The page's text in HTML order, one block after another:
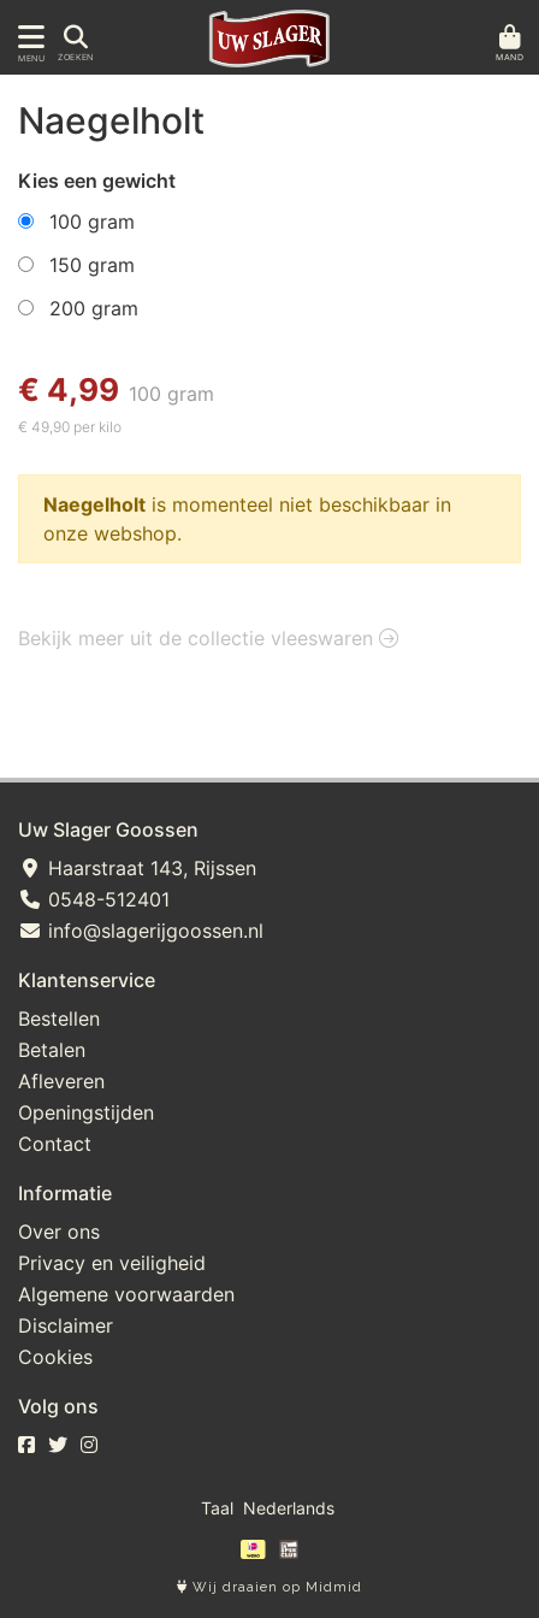
MENU ZOEKEN MAND
Naegelholt
Kies een gewicht
100 gram
150 gram
200 gram
€ 4,99 100 gram
€ 49,90 per kilo
Naegelholt is momenteel niet beschikbaar in
onze webshop.
Bekijk meer uit de collectie vleeswaren
Uw Slager Goossen
Haarstraat 143, Rijssen
0548-512401
info@slagerijgoossen.nl
Klantenservice
Bestellen
Betalen
Afleveren
Openingstijden
Contact
Informatie
Over ons
Privacy en veiligheid
Algemene voorwaarden
Disclaimer
Cookies
Volg ons
Taal
Wij draaien op Midmid